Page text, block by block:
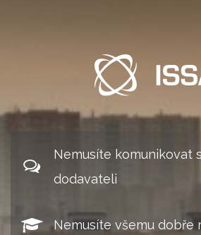
Nemusíte komunikovat
dodavateli
Nemusíte všemu dobře